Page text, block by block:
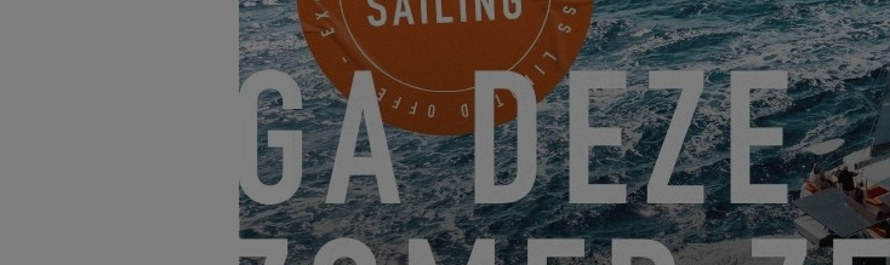
Um dieses Video ansehen zu
Verwendung der Funktionelle
PARAMÈTRES